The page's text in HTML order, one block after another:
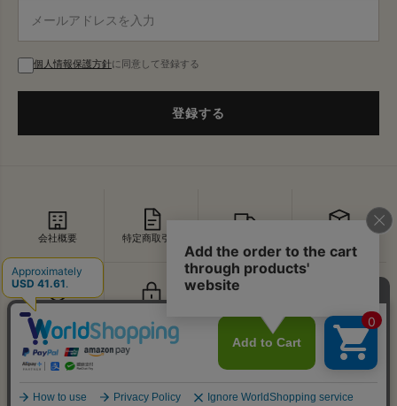
個人情報保護方針に同意して登録する
登録する
会社概要 特定商取引法
セキュリティ お問い合わせ
↑
PAGE TOP